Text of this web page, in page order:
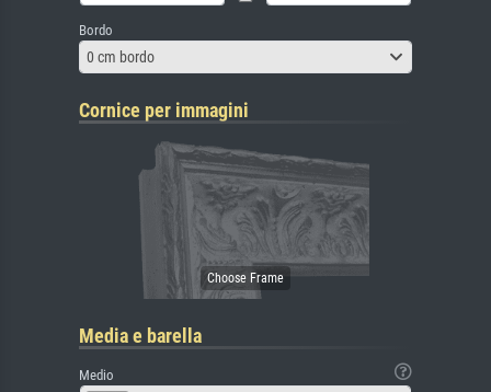
Bordo
0 cm bordo
Cornice per immagini
Media e barella
Medio